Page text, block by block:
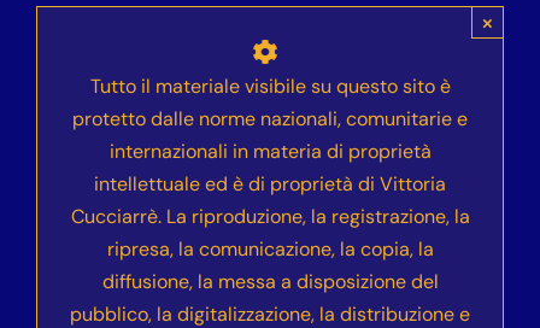
Tutto il materiale visibile su questo sito è
protetto dalle norme nazionali, comunitarie e
internazionali in materia di proprietà
intellettuale ed è di proprietà di Vittoria
Cucciarrè. La riproduzione, la registrazione, la
ripresa, la comunicazione, la copia, la
diffusione, la messa a disposizione del
pubblico, la digitalizzazione, la distribuzione e
×